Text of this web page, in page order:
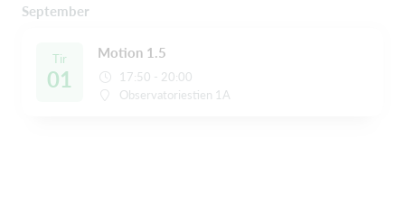
September
Tir
01
Motion 1.5
17:50 - 20:00
Observatoriestien 1A